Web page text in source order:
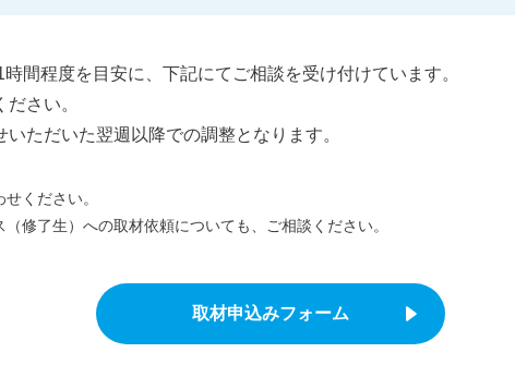
間程度を目安に、下記にてご相談を受け付けています。
さい。
ただいた翌週以降での調整となります。
ください。
修了生）への取材依頼についても、ご相談ください。
取材申込みフォーム